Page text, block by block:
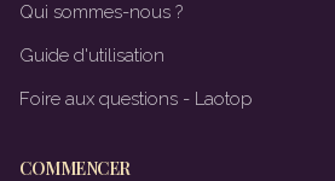
Qui sommes-nous ?
Guide d'utilisation
Foire aux questions - Laotop
COMMENCER